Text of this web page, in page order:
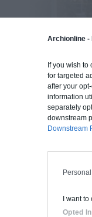
Archionline -
If you wish to
for targeted
after your
information
separately
downstream
Downstream
I want to
Opted In
constructif